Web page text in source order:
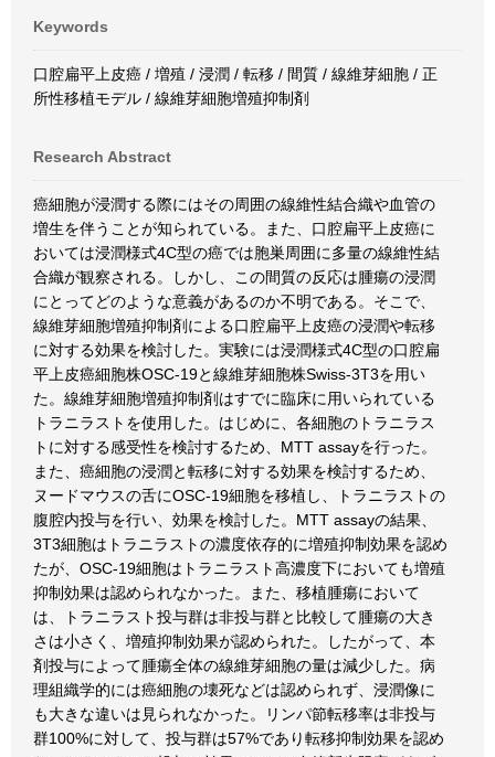
Keywords
口腔扁平上皮癌 / 増殖 / 浸潤 / 転移 / 間質 / 線維芽細胞 / 正
所性移植モデル / 線維芽細胞増殖抑制剤
Research Abstract
癌細胞が浸潤する際にはその周囲の線維性結合織や血管の
増生を伴うことが知られている。また、口腔扁平上皮癌に
おいては浸潤様式4C型の癌では胞巣周囲に多量の線維性結
合織が観察される。しかし、この間質の反応は腫瘍の浸潤
にとってどのような意義があるのか不明である。そこで、
線維芽細胞増殖抑制剤による口腔扁平上皮癌の浸潤や転移
に対する効果を検討した。実験には浸潤様式4C型の口腔扁
平上皮癌細胞株OSC-19と線維芽細胞株Swiss-3T3を用い
た。線維芽細胞増殖抑制剤はすでに臨床に用いられている
トラニラストを使用した。はじめに、各細胞のトラニラス
トに対する感受性を検討するため、MTT assayを行った。
また、癌細胞の浸潤と転移に対する効果を検討するため、
ヌードマウスの舌にOSC-19細胞を移植し、トラニラストの
腹腔内投与を行い、効果を検討した。MTT assayの結果、
3T3細胞はトラニラストの濃度依存的に増殖抑制効果を認め
たが、OSC-19細胞はトラニラスト高濃度下においても増殖
抑制効果は認められなかった。また、移植腫瘍において
は、トラニラスト投与群は非投与群と比較して腫瘍の大き
さは小さく、増殖抑制効果が認められた。したがって、本
剤投与によって腫瘍全体の線維芽細胞の量は減少した。病
理組織学的には癌細胞の壊死などは認められず、浸潤像に
も大きな違いは見られなかった。リンパ節転移率は非投与
群100%に対して、投与群は57%であり転移抑制効果を認め